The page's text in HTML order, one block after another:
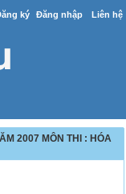
ký Đăng nhập Liên hệ
2007 MÔN THI : HÓA